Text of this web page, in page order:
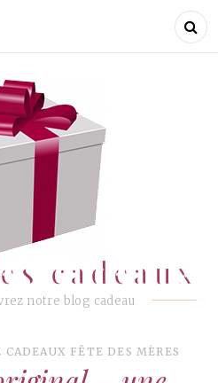
cadeaux
notre blog cadeau
cadeaux
CADEAUX FÊTE DES MÈRES